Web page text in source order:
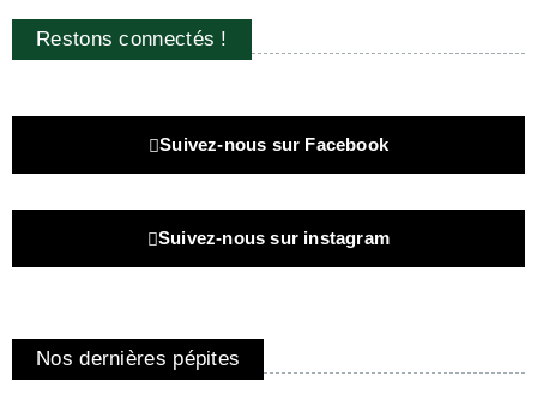
Restons connectés !
Suivez-nous sur Facebook
Suivez-nous sur instagram
Nos dernières pépites